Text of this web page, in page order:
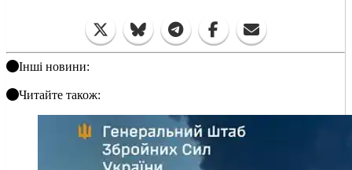
Інші новини:
Читайте також: